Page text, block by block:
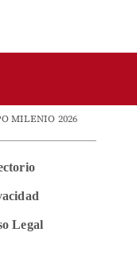
MILENIO 2026
Legal